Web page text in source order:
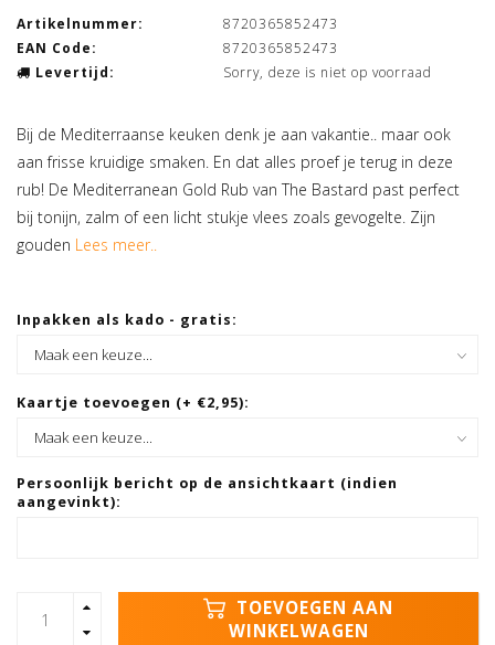
Artikelnummer:
8720365852473
EAN Code:
8720365852473
Levertijd:
Sorry, deze is niet op voorraad
Bij de Mediterraanse keuken denk je aan vakantie.. maar ook
aan frisse kruidige smaken. En dat alles proef je terug in deze
rub! De Mediterranean Gold Rub van The Bastard past perfect
bij tonijn, zalm of een licht stukje vlees zoals gevogelte. Zijn
gouden Lees meer..
Inpakken als kado - gratis:
Kaartje toevoegen (+ €2,95):
Persoonlijk bericht op de ansichtkaart (indien
aangevinkt):
TOEVOEGEN AAN
WINKELWAGEN